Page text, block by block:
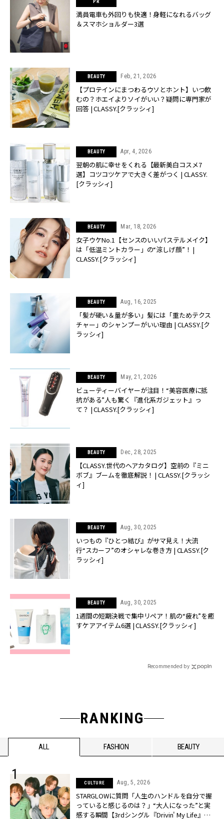
満員電車も外回りも快適！身軽になれるバッグ
＆スマホショルダー3選
BEAUTY Feb, 21, 2026
【プロテインにまつわるウソとホント】いつ飲
むの？ホエイよりソイがいい？疑問に専門家が
回答 | CLASSY.[クラッシィ]
BEAUTY Apr, 4, 2026
翌朝の肌に幸せをくれる【最新美白コスメ7
選】コツコツケアで大きく差がつく | CLASSY.
[クラッシィ]
BEAUTY Mar, 18, 2026
女子ウケNo.1【センスのいいパステルメイク】
は「低温ミントカラー」の“涼しげ顔”！ |
CLASSY.[クラッシィ]
BEAUTY Aug, 16, 2025
「髪が硬い＆量が多い」髪には「重ためテクス
チャー」のシャンプーがいい理由 | CLASSY.[ク
ラッシィ]
BEAUTY May, 21, 2026
ビューティーバイヤーが注目！“美容医療に抵
抗がある”人も驚く『進化系ガジェット』っ
て？ | CLASSY.[クラッシィ]
BEAUTY Dec, 28, 2025
【CLASSY.世代のヘアカタログ】空前の『ミニ
ボブ』ブームを徹底解説！ | CLASSY.[クラッシ
ィ]
BEAUTY Aug, 30, 2025
いつもの『ひとつ結び』がサマ見え！大流
行“スカーフ”のオシャレな巻き方 | CLASSY.[ク
ラッシィ]
BEAUTY Aug, 30, 2025
1週間の短期決戦で集中リペア！肌の“疲れ”を癒
すケアアイテム6選 | CLASSY.[クラッシィ]
Recommended by
RANKING
ALL FASHION BEAUTY
CULTURE Aug, 5, 2026
STARGLOWに質問「人生のハンドルを自分で握
っていると感じるのは？」“大️人になった”と実
感する瞬間【3rdシングル『Drivin' My Life』発